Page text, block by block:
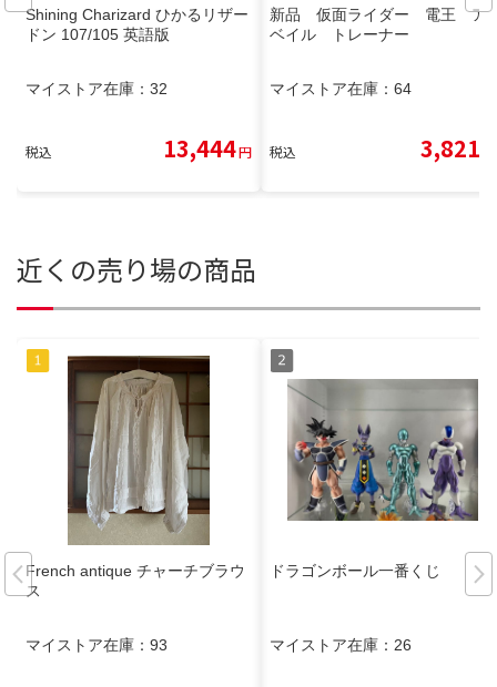
Shining Charizard ひかるリザー
ドン 107/105 英語版
マイストア在庫： 32
税込 13,444円
新品 仮面ライダー 電王 ア
ベイル トレーナー
マイストア在庫： 64
税込 3,821
近くの売り場の商品
French antique チャーチブラウ
ス
マイストア在庫： 93
ドラゴンボール一番くじ
マイストア在庫： 26